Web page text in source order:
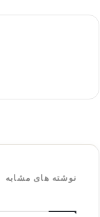
نوشته های مشابه